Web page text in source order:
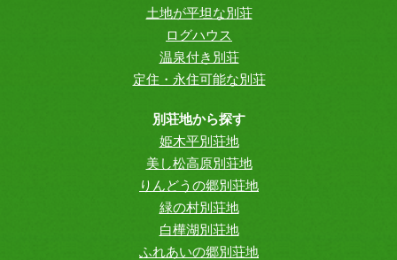
土地が平坦な別荘
ログハウス
温泉付き別荘
定住・永住可能な別荘
別荘地から探す
姫木平別荘地
美し松高原別荘地
りんどうの郷別荘地
緑の村別荘地
白樺湖別荘地
ふれあいの郷別荘地